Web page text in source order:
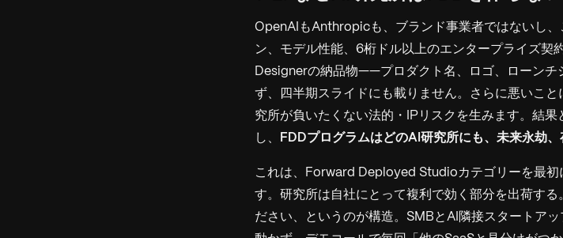
OpenAIもAnthropicも、ブランド事業者ではないし
ン、モデル性能、6桁ドル以上のエンタープライズ
Designerの納品物——プロダクト名、ロゴ、ローン
ず、四半期スライドにも載りません。さらに悪いこ
究所が負いたくない法的・IPリスクを生みます。結
し、
FDDプログラムはどのAI研究所にも、未来永劫
これは、Forward Deployed Studioカテゴリーを最
す。研究所は自社にとって複利で効く部分を出荷する
ださい、というのが構造。SMBとAI隣接スタートア